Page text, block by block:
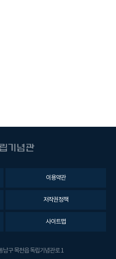
이용약관
저작권정책
사이트맵
남구 목천읍 독립기념관로 1